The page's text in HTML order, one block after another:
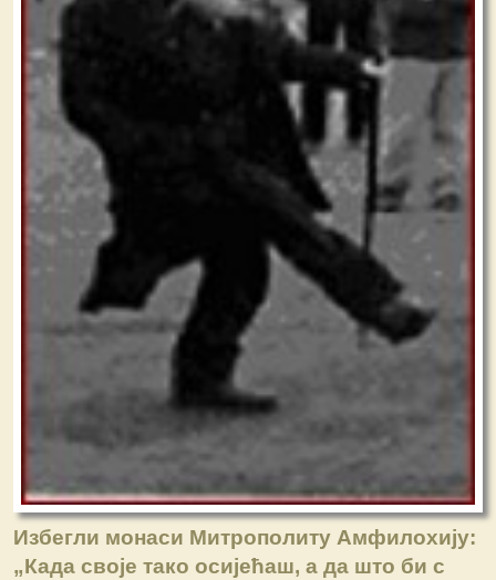
Избегли монаси Митрополиту Амфилохију:
„Када своје тако осијећаш, а да што би с